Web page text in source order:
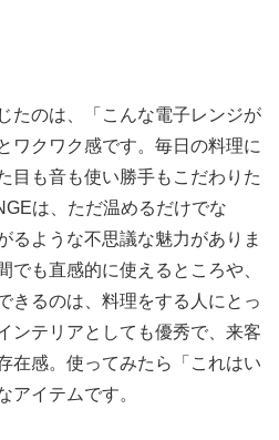
たのは、「こんな電子レンジが
ワクワク感です。毎日の料理に
目も音も使い勝手もこだわりた
は、ただ温めるだけでな
るような不思議な魅力がありま
でも直感的に使えるところや、
きるのは、料理をする人にとっ
ンテリアとしても優秀で、来客
在感。使ってみたら「これはい
アイテムです。